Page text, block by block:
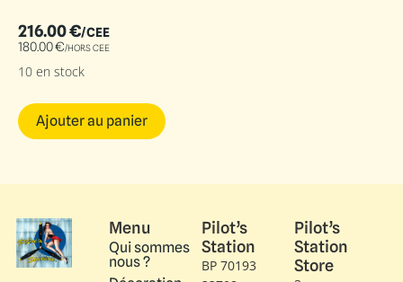
216.00€/CEE
180.00€/HORS CEE
10 en stock
Ajouter au panier
Menu
Qui sommes
nous ?
Pilot’s
Station
BP 70193
Pilot’s
Station
Store